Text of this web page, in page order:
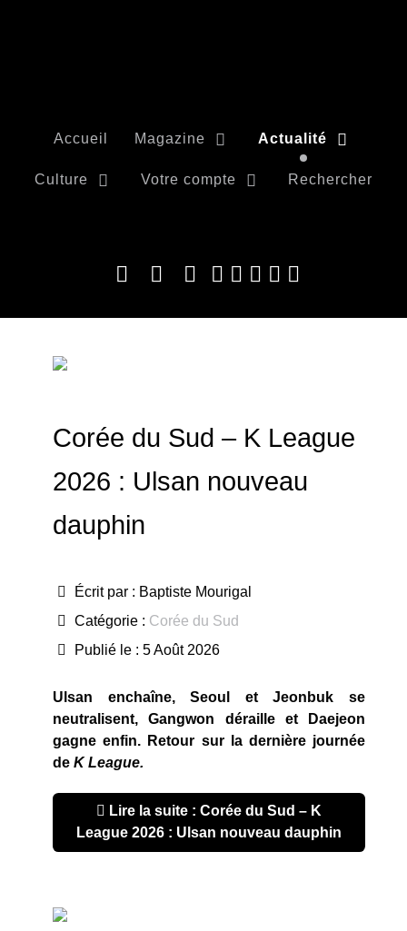
Accueil Magazine Actualité
Culture Votre compte Rechercher
Corée du Sud – K League
2026 : Ulsan nouveau
dauphin
Écrit par : Baptiste Mourigal
Catégorie : Corée du Sud
Publié le : 5 Août 2026
Ulsan enchaîne, Seoul et Jeonbuk se
neutralisent, Gangwon déraille et Daejeon
gagne enfin. Retour sur la dernière journée
de K League.
Lire la suite : Corée du Sud – K
League 2026 : Ulsan nouveau dauphin